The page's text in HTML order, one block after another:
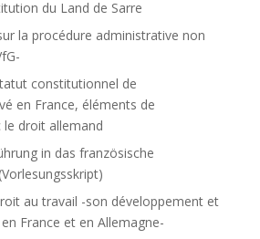
du Land de Sarre
la procédure administrative non
constitutionnel de
en France, éléments de
droit allemand
in das französische
au travail -son développement et
France et en Allemagne-